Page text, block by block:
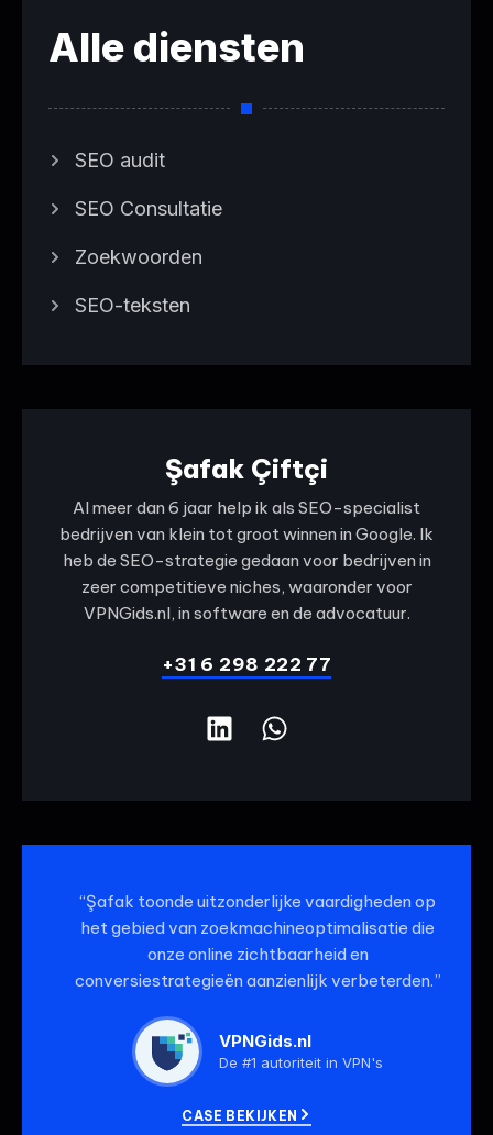
Alle diensten
SEO audit
SEO Consultatie
Zoekwoorden
SEO-teksten
Şafak Çiftçi
Al meer dan 6 jaar help ik als SEO-specialist
bedrijven van klein tot groot winnen in Google. Ik
heb de SEO-strategie gedaan voor bedrijven in
zeer competitieve niches, waaronder voor
VPNGids.nl, in software en de advocatuur.
+31 6 298 222 77
i
n
e
h
a
s
“Şafak toonde uitzonderlijke vaardigheden op
het gebied van zoekmachineoptimalisatie die
onze online zichtbaarheid en
conversiestrategieën aanzienlijk verbeterden.”
VPNGids.nl
De #1 autoriteit in VPN's
CASE BEKIJKEN